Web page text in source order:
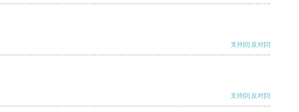
支持[0] 反对[0]
支持[0] 反对[0]